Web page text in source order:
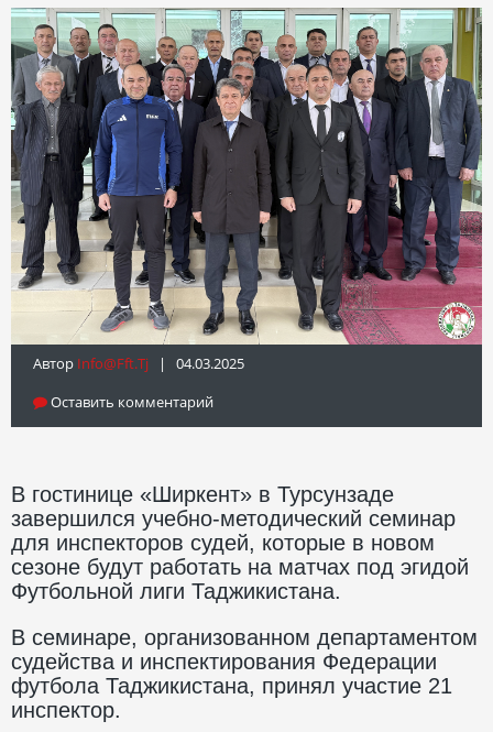
Автор Info@fft.tj | 04.03.2025
Оставить комментарий
В гостинице «Ширкент» в Турсунзаде
завершился учебно-методический семинар
для инспекторов судей, которые в новом
сезоне будут работать на матчах под эгидой
Футбольной лиги Таджикистана.
В семинаре, организованном департаментом
судейства и инспектирования Федерации
футбола Таджикистана, принял участие 21
инспектор.